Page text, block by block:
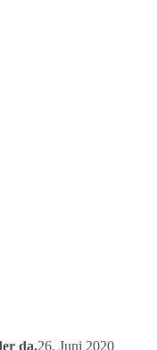
da.26. Juni 2020